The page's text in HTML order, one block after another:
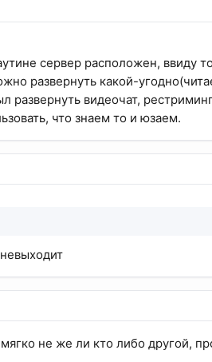
сервер расположен, ввиду
развернуть какой-
развернуть видеочат,
что знаем то и юзаем.
не же ли кто либо другой,